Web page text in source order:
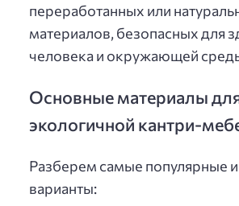
переработанных или
материалов, безопасных для
человека и окружающей
Основные материалы
экологичной кантри-
Разберем самые популярные
варианты: